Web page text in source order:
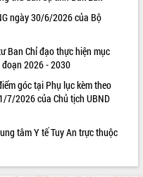
ngày 30/6/2026 của Bộ
Ban Chỉ đạo thực hiện mục
2026 - 2030
góc tại Phụ lục kèm theo
7/2026 của Chủ tịch UBND
tâm Y tế Tuy An trực thuộc